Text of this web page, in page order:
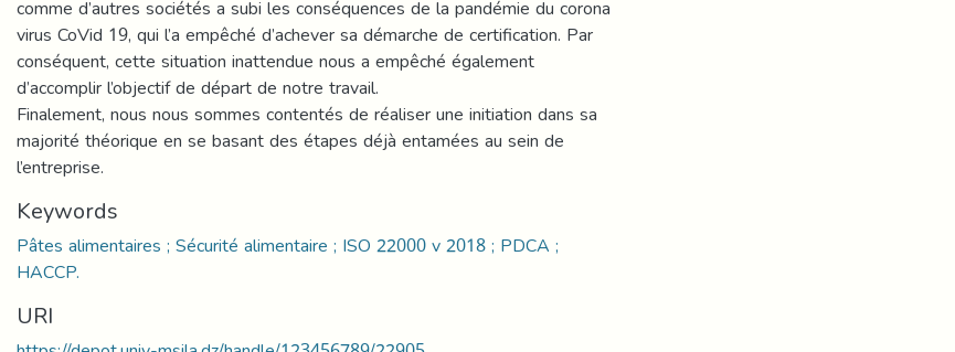
comme d’autres sociétés a subi les conséquences de la pandémie du corona
virus CoVid 19, qui l’a empêché d’achever sa démarche de certification. Par
conséquent, cette situation inattendue nous a empêché également
d’accomplir l’objectif de départ de notre travail.
Finalement, nous nous sommes contentés de réaliser une initiation dans sa
majorité théorique en se basant des étapes déjà entamées au sein de
l’entreprise.
Keywords
Pâtes alimentaires ; Sécurité alimentaire ; ISO 22000 v 2018 ; PDCA ;
HACCP.
URI